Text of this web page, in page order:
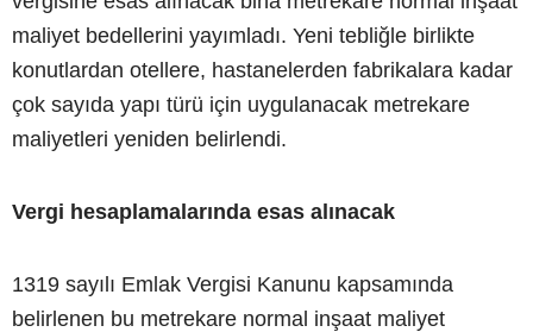
maliyet bedellerini yayımladı. Yeni tebliğle birlikte
konutlardan otellere, hastanelerden fabrikalara kadar
çok sayıda yapı türü için uygulanacak metrekare
maliyetleri yeniden belirlendi.
Vergi hesaplamalarında esas alınacak
1319 sayılı Emlak Vergisi Kanunu kapsamında
belirlenen bu metrekare normal inşaat maliyet